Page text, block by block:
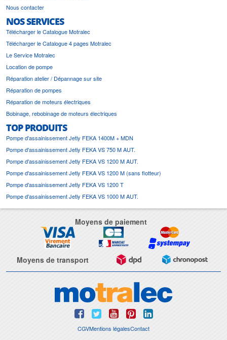
Nous contacter
NOS SERVICES
Télécharger le Catalogue Motralec
Télécharger le Catalogue 4 pages Motralec
Le Service Motralec
Location de pompe
Réparation atelier / Dépannage sur site
Réparation de pompes
Réparation de moteurs électriques
Bobinage, rebobinage de moteurs électriques
TOP PRODUITS
Pompe d'assainissement Jetly FEKA 1400M + MDN
Pompe d'assainissement Jetly FEKA VS 750 M AUT.
Pompe d'assainissement Jetly FEKA VS 1200 M AUT.
Pompe d'assainissement Jetly FEKA VS 1200 M (sans flotteur)
Pompe d'assainissement Jetly FEKA VS 1200 T
Pompe d'assainissement Jetly FEKA VS 1000 M AUT.
Moyens de paiement
Moyens de transport
CGVMentions légalesContact